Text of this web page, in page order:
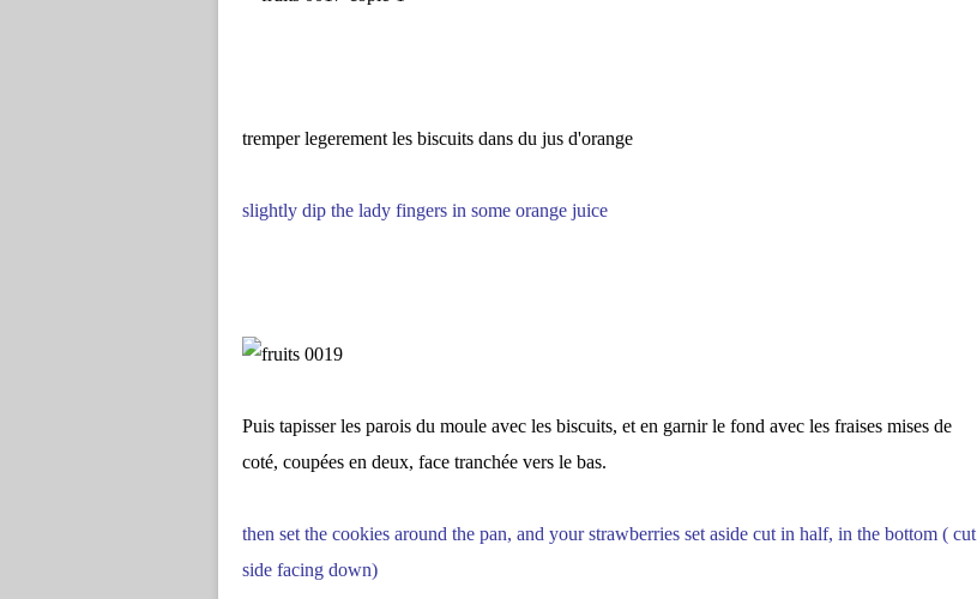
tremper legerement les biscuits dans du jus d'orange
slightly dip the lady fingers in some orange juice
Puis tapisser les parois du moule avec les biscuits, et en garnir le fond avec les fraises mises de
coté, coupées en deux, face tranchée vers le bas.
then set the cookies around the pan, and your strawberries set aside cut in half, in the bottom ( cut
side facing down)